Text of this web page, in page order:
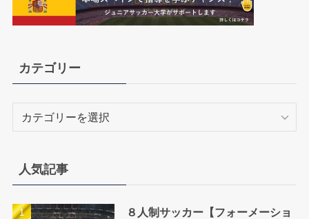
カテゴリー
ー
人気記事
８人制サッカー【フォーメーショ